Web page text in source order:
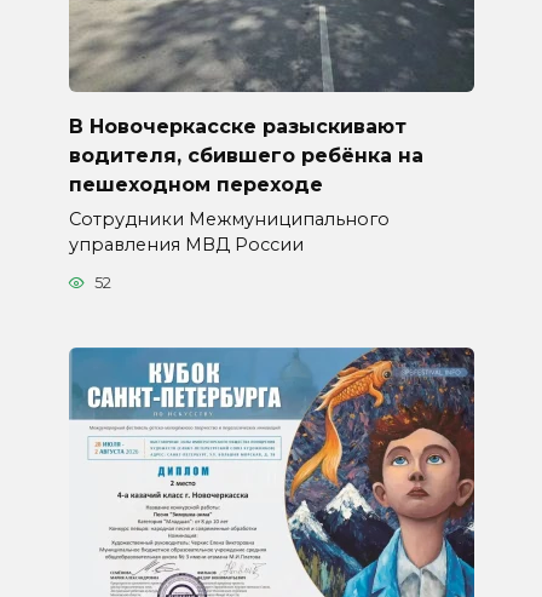
В Новочеркасске разыскивают
водителя, сбившего ребёнка на
пешеходном переходе
Сотрудники Межмуниципального
управления МВД России
52